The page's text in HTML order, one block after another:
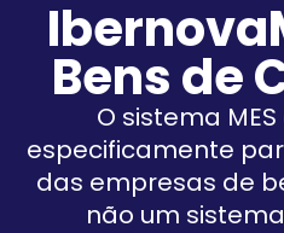
Bens de
O sistema
especificamente
das empresas de
não um